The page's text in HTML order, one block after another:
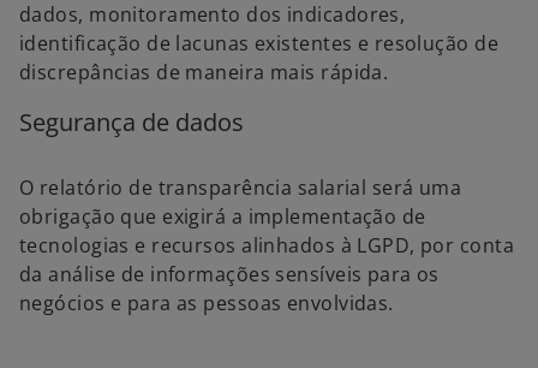
dados, monitoramento dos indicadores,
identificação de lacunas existentes e resolução de
discrepâncias de maneira mais rápida.
Segurança de dados
O relatório de transparência salarial será uma
obrigação que exigirá a implementação de
tecnologias e recursos alinhados à LGPD, por conta
da análise de informações sensíveis para os
negócios e para as pessoas envolvidas.